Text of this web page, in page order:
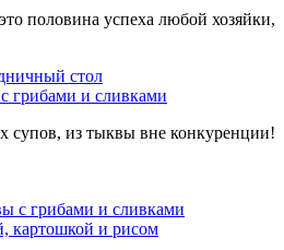
половина успеха любой хозяйки,
грибами и сливками
супов, из тыквы вне конкуренции!
картошкой и рисом